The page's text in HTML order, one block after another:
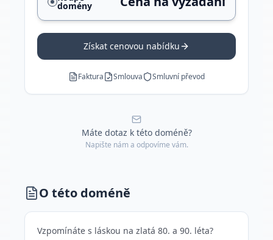
domény
Získat cenovou nabídku
Faktura Smlouva Smluvní převod
Máte dotaz k této doméně?
Napište nám a odpovíme vám.
O této doméně
Vzpomínáte s láskou na zlatá 80. a 90. léta?